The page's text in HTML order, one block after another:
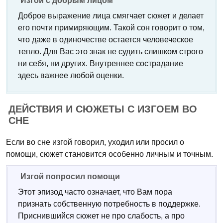
Доброе выражение лица смягчает сюжет и делает
его почти примиряющим. Такой сон говорит о том,
что даже в одиночестве остается человеческое
тепло. Для Вас это знак не судить слишком строго
ни себя, ни других. Внутреннее сострадание
здесь важнее любой оценки.
ДЕЙСТВИЯ И СЮЖЕТЫ С ИЗГОЕМ ВО
СНЕ
Если во сне изгой говорил, уходил или просил о
помощи, сюжет становится особенно личным и точным.
Изгой попросил помощи
Этот эпизод часто означает, что Вам пора
признать собственную потребность в поддержке.
Приснившийся сюжет не про слабость, а про